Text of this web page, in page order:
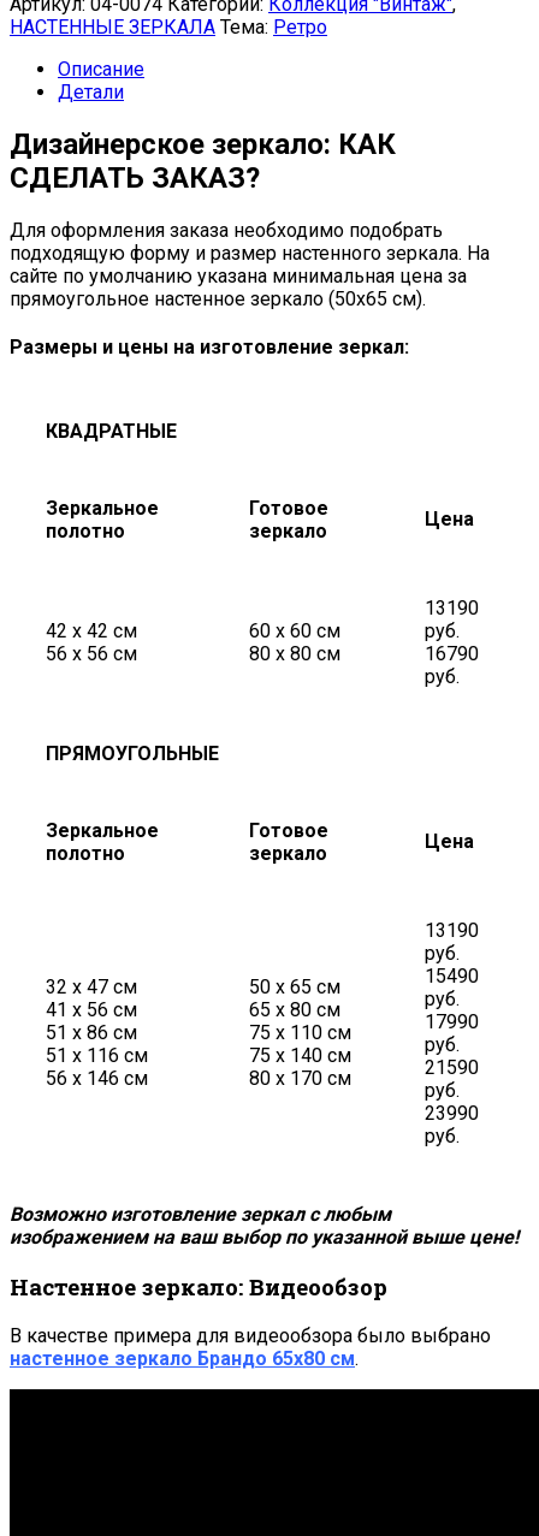
НАСТЕННЫЕ ЗЕРКАЛА Тема: Ретро
Описание
Детали
Дизайнерское зеркало: КАК
СДЕЛАТЬ ЗАКАЗ?
Для оформления заказа необходимо подобрать
подходящую форму и размер настенного зеркала. На
сайте по умолчанию указана минимальная цена за
прямоугольное настенное зеркало (50х65 см).
Размеры и цены на изготовление зеркал:
КВАДРАТНЫЕ
Зеркальное
полотно
Готовое
зеркало
Цена
42 х 42 см
56 х 56 см
60 х 60 см
80 х 80 см
13190
руб.
16790
руб.
ПРЯМОУГОЛЬНЫЕ
Зеркальное
полотно
Готовое
зеркало
Цена
32 х 47 см
41 х 56 см
51 х 86 см
51 х 116 см
56 х 146 см
50 х 65 см
65 х 80 см
75 х 110 см
75 х 140 см
80 х 170 см
13190
руб.
15490
руб.
17990
руб.
21590
руб.
23990
руб.
Возможно изготовление зеркал с любым
изображением на ваш выбор по указанной выше цене!
Настенное зеркало: Видеообзор
В качестве примера для видеообзора было выбрано
настенное зеркало Брандо 65х80 см.